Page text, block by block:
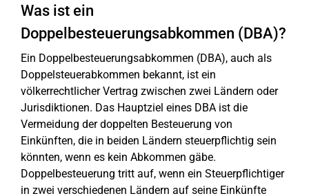
Was ist ein
Doppelbesteuerungsabkommen (DBA)?
Ein Doppelbesteuerungsabkommen (DBA), auch als
Doppelsteuerabkommen bekannt, ist ein
völkerrechtlicher Vertrag zwischen zwei Ländern oder
Jurisdiktionen. Das Hauptziel eines DBA ist die
Vermeidung der doppelten Besteuerung von
Einkünften, die in beiden Ländern steuerpflichtig sein
könnten, wenn es kein Abkommen gäbe.
Doppelbesteuerung tritt auf, wenn ein Steuerpflichtiger
in zwei verschiedenen Ländern auf seine Einkünfte